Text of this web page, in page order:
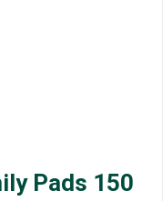
Pads 150